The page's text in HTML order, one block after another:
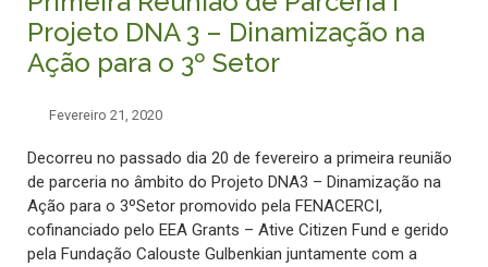
Projeto DNA 3 – Dinamização na
Ação para o 3º Setor
Fevereiro 21, 2020
Decorreu no passado dia 20 de fevereiro a primeira reunião
de parceria no âmbito do Projeto DNA3 – Dinamização na
Ação para o 3ºSetor promovido pela FENACERCI,
cofinanciado pelo EEA Grants – Ative Citizen Fund e gerido
pela Fundação Calouste Gulbenkian juntamente com a